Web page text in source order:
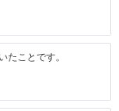
たことです。